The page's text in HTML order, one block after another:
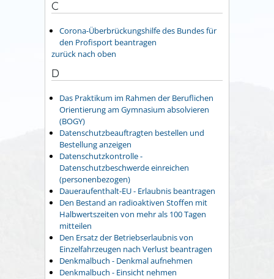
C
Corona-Überbrückungshilfe des Bundes für
den Profisport beantragen
zurück nach oben
D
Das Praktikum im Rahmen der Beruflichen
Orientierung am Gymnasium absolvieren
(BOGY)
Datenschutzbeauftragten bestellen und
Bestellung anzeigen
Datenschutzkontrolle -
Datenschutzbeschwerde einreichen
(personenbezogen)
Daueraufenthalt-EU - Erlaubnis beantragen
Den Bestand an radioaktiven Stoffen mit
Halbwertszeiten von mehr als 100 Tagen
mitteilen
Den Ersatz der Betriebserlaubnis von
Einzelfahrzeugen nach Verlust beantragen
Denkmalbuch - Denkmal aufnehmen
Denkmalbuch - Einsicht nehmen